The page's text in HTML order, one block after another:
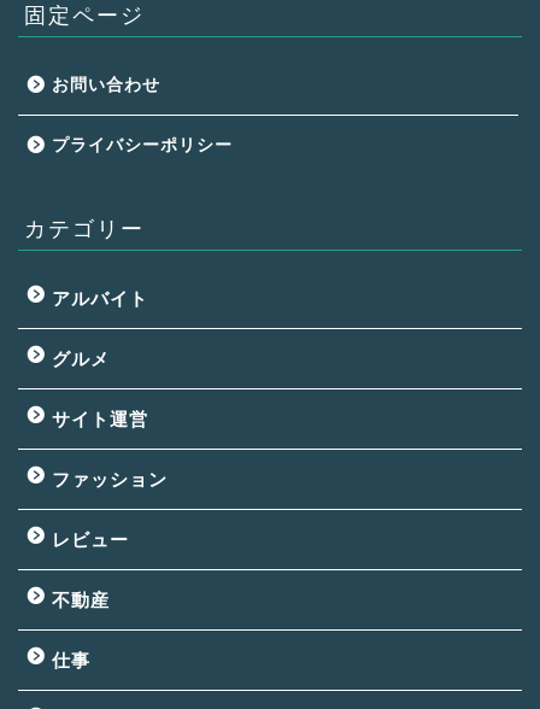
固定ページ
お問い合わせ
プライバシーポリシー
カテゴリー
アルバイト
グルメ
サイト運営
ファッション
レビュー
不動産
仕事